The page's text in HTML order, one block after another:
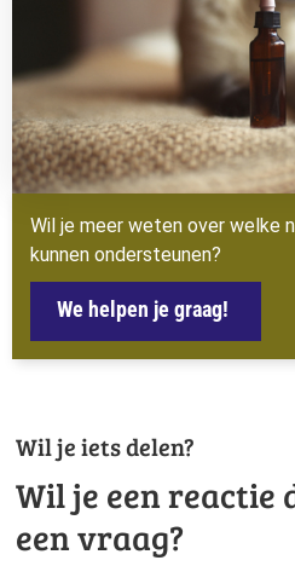
Wil je meer weten over welke
kunnen ondersteunen?
We helpen je graag!
Wil je iets delen?
Wil je een reactie
een vraag?